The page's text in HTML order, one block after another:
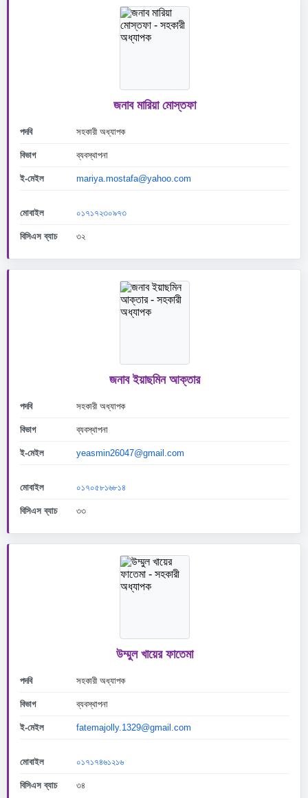
জনাব মারিয়া মোস্তফা
পদবি সহকারী অধ্যাপক
বিভাগ ব্যবস্থাপনা
ই-মেইল mariya.mostafa@yahoo.com
মোবাইল ০১৭১৭২৩০৯৭৩
বিসিএস ব্যাচ ৩২
জনাব ইয়াছমিন আক্তার
পদবি সহকারী অধ্যাপক
বিভাগ ব্যবস্থাপনা
ই-মেইল yeasmin26047@gmail.com
মোবাইল ০১৭০৫৮১৬৮১৪
বিসিএস ব্যাচ ৩৩
উম্মুল খায়ের ফাতেমা
পদবি সহকারী অধ্যাপক
বিভাগ ব্যবস্থাপনা
ই-মেইল fatemajolly.1329@gmail.com
মোবাইল ০১৭১৭৪৬১২১৬
বিসিএস ব্যাচ ৩৪